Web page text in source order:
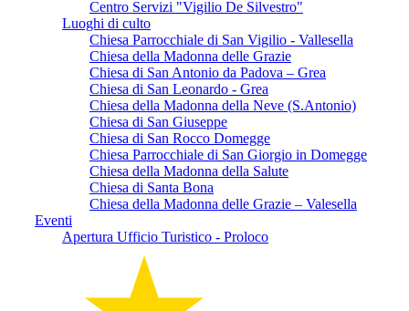
Centro Servizi "Vigilio De Silvestro"
Luoghi di culto
Chiesa Parrocchiale di San Vigilio - Vallesella
Chiesa della Madonna delle Grazie
Chiesa di San Antonio da Padova – Grea
Chiesa di San Leonardo - Grea
Chiesa della Madonna della Neve (S.Antonio)
Chiesa di San Giuseppe
Chiesa di San Rocco Domegge
Chiesa Parrocchiale di San Giorgio in Domegge
Chiesa della Madonna della Salute
Chiesa di Santa Bona
Chiesa della Madonna delle Grazie – Valesella
Eventi
Apertura Ufficio Turistico - Proloco